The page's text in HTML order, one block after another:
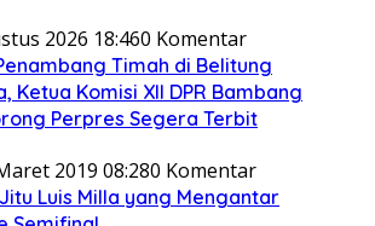
2026 18:460 Komentar
Timah di Belitung
Ketua Komisi XII DPR Bambang
Perpres Segera Terbit
2019 08:280 Komentar
Luis Milla yang Mengantar